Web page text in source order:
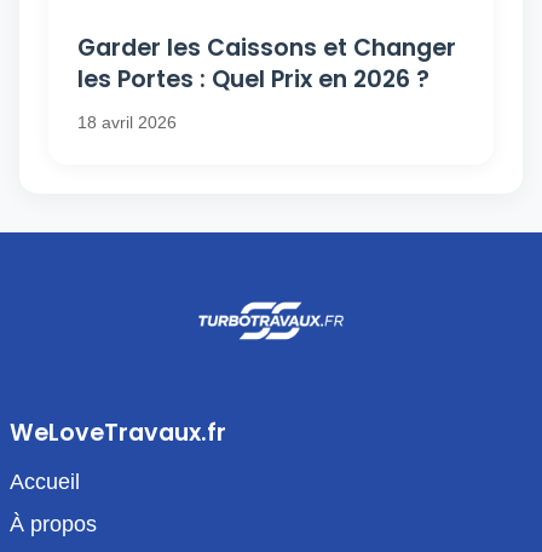
Garder les Caissons et Changer
les Portes : Quel Prix en 2026 ?
18 avril 2026
WeLoveTravaux.fr
Accueil
À propos